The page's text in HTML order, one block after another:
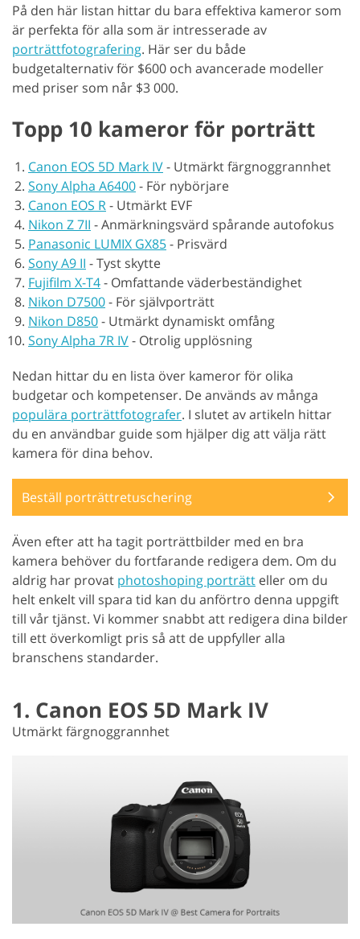
På den här listan hittar du bara effektiva kameror som
är perfekta för alla som är intresserade av
porträttfotografering. Här ser du både
budgetalternativ för $600 och avancerade modeller
med priser som når $3 000.
Topp 10 kameror för porträtt
Canon EOS 5D Mark IV- Utmärkt färgnoggrannhet
Sony Alpha A6400- För nybörjare
Canon EOS R- Utmärkt EVF
Nikon Z 7II -Anmärkningsvärd spårande autofokus
Panasonic LUMIX GX85- Prisvärd
Sony A9 II -Tyst skytte
Fujifilm X-T4- Omfattande väderbeständighet
Nikon D7500- För självporträtt
Nikon D850- Utmärkt dynamiskt omfång
Sony Alpha 7R IV- Otrolig upplösning
Nedan hittar du en lista över kameror för olika
budgetar och kompetenser. De används av många
populära porträttfotografer. I slutet av artikeln hittar
du en användbar guide som hjälper dig att välja rätt
kamera för dina behov.
Beställ porträttretuschering
Även efter att ha tagit porträttbilder med en bra
kamera behöver du fortfarande redigera dem. Om du
aldrig har provat photoshoping porträtt eller om du
helt enkelt vill spara tid kan du anförtro denna uppgift
till vår tjänst. Vi kommer snabbt att redigera dina bilder
till ett överkomligt pris så att de uppfyller alla
branschens standarder.
1. Canon EOS 5D Mark IV
Utmärkt färgnoggrannhet